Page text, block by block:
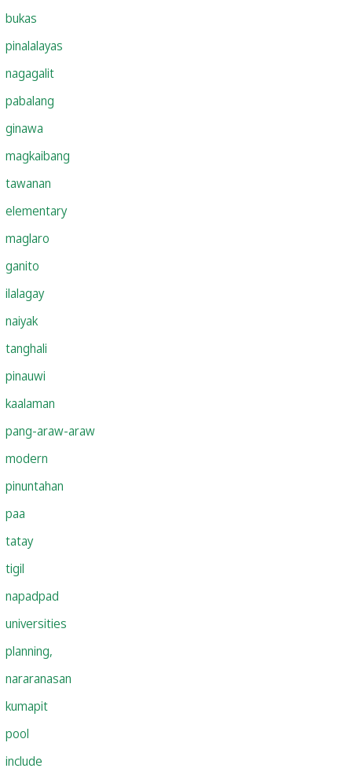
bukas
pinalalayas
nagagalit
pabalang
ginawa
magkaibang
tawanan
elementary
maglaro
ganito
ilalagay
naiyak
tanghali
pinauwi
kaalaman
pang-araw-araw
modern
pinuntahan
paa
tatay
tigil
napadpad
universities
planning,
nararanasan
kumapit
pool
include